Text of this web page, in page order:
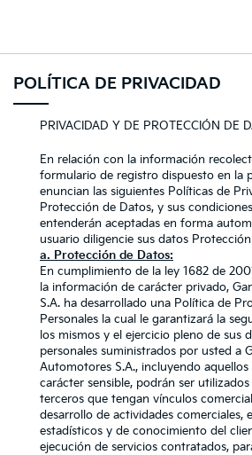
POLÍTICA DE PRIVACIDAD
PRIVACIDAD Y DE PROTECCIÓN DE
En relación con la información
formulario de registro dispuesto en la
enuncian las siguientes Políticas de
Protección de Datos, y sus
entenderán aceptadas en forma
usuario diligencie sus datos
a. Protección de Datos:
En cumplimiento de la ley 1682 de
la información de carácter privado,
S.A. ha desarrollado una Política de
Personales la cual le garantizará la
los mismos y el ejercicio pleno de sus
personales suministrados por usted a
Automotores S.A., incluyendo
carácter sensible, podrán ser
terceros que tengan vínculos
desarrollo de actividades comerciales,
estadísticos y de conocimiento del
ejecución de servicios contratados,